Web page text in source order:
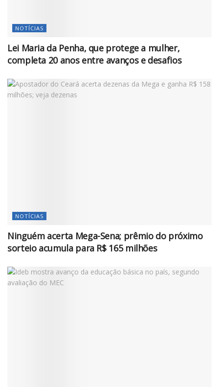
NOTÍCIAS
Lei Maria da Penha, que protege a mulher,
completa 20 anos entre avanços e desafios
NOTÍCIAS
Ninguém acerta Mega-Sena; prêmio do próximo
sorteio acumula para R$ 165 milhões